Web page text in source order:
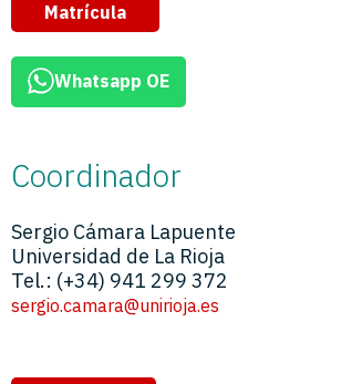
Matrícula
Whatsapp OE
Coordinador
Sergio Cámara Lapuente
Universidad de La Rioja
Tel.: (+34) 941 299 372
sergio.camara@unirioja.es